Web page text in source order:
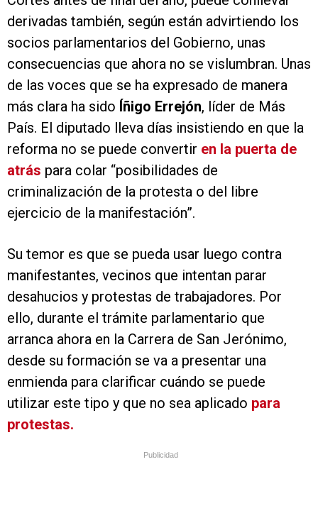
derivadas también, según están advirtiendo los
socios parlamentarios del Gobierno, unas
consecuencias que ahora no se vislumbran. Unas
de las voces que se ha expresado de manera
más clara ha sido Íñigo Errejón, líder de Más
País. El diputado lleva días insistiendo en que la
reforma no se puede convertir en la puerta de
atrás para colar “posibilidades de
criminalización de la protesta o del libre
ejercicio de la manifestación”.
Su temor es que se pueda usar luego contra
manifestantes, vecinos que intentan parar
desahucios y protestas de trabajadores. Por
ello, durante el trámite parlamentario que
arranca ahora en la Carrera de San Jerónimo,
desde su formación se va a presentar una
enmienda para clarificar cuándo se puede
utilizar este tipo y que no sea aplicado para
protestas.
Publicidad